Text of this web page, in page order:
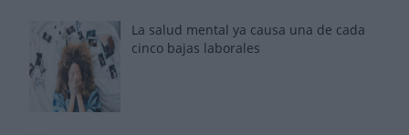
La salud mental ya causa una de cada
cinco bajas laborales